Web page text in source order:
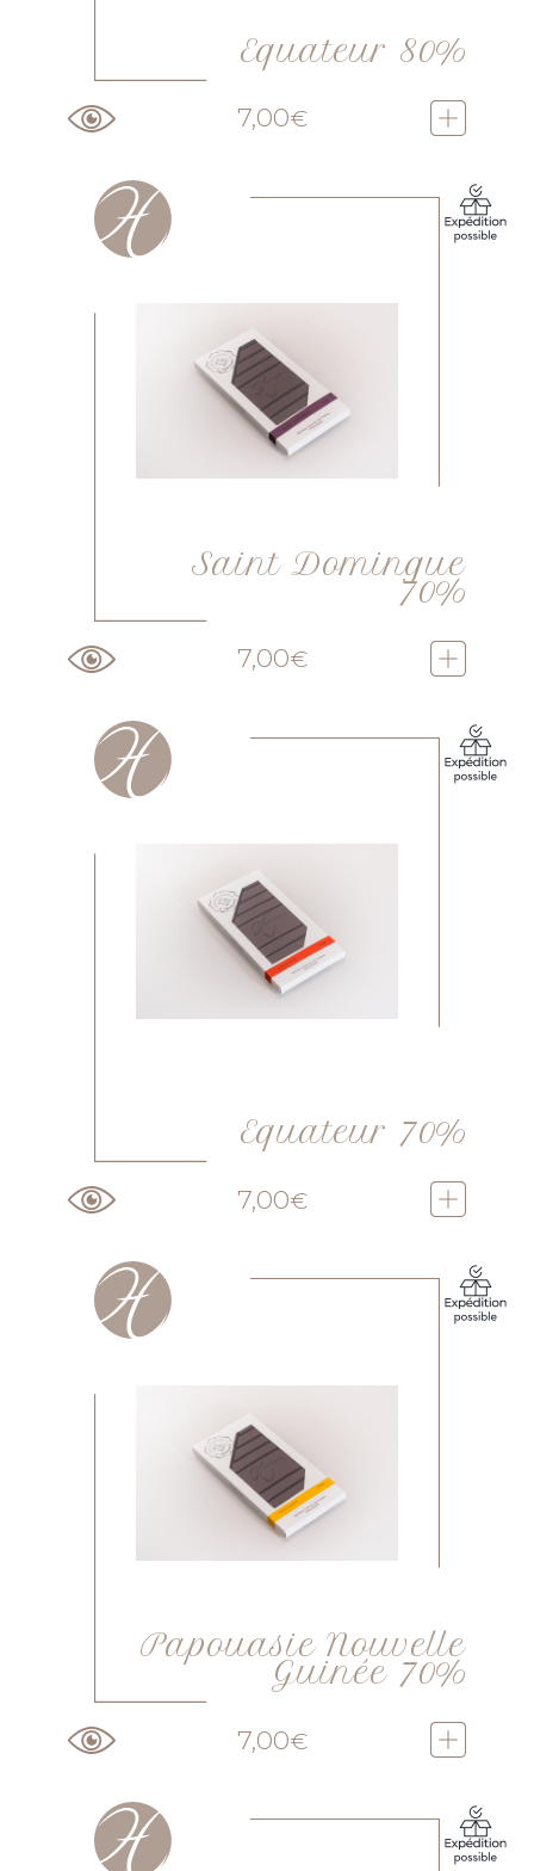
Equateur 80%
7,00€
Saint Domingue
70%
7,00€
Equateur 70%
7,00€
Papouasie Nouvelle
Guinée 70%
7,00€